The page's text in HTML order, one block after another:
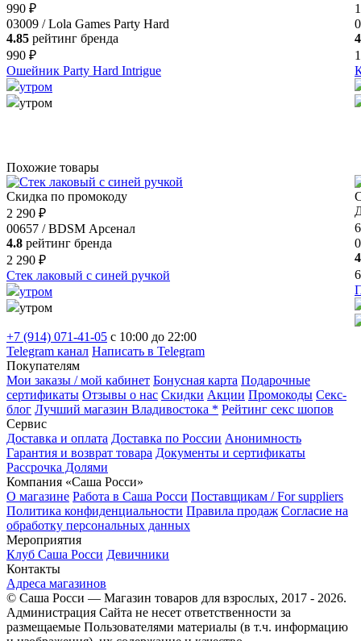
990 ₽
03009 / Lola Games Party Hard
4.85 рейтинг бренда
990 ₽
Ошейник Party Hard Intrigue
утром
утром
Похожие товары
Скидка по промокоду
2 290 ₽
00657 / BDSM Арсенал
4.8 рейтинг бренда
2 290 ₽
Стек лаковый с синей ручкой
утром
утром
+7 (914) 071-41-05 c 10:00 до 22:00
Telegram канал Написать в Telegram
Покупателям
Мои заказы / мой кабинет Бонусная карта Подарочные
сертификаты Отзывы о нас Скидки Акции Промокоды Секс-
блог Лучший магазин Владивостока * Рейтинг секс шопов
Сервис
Доставка и оплата Доставка по России Анонимность
Гарантия и возврат товара Документы и сертификаты
Рассрочка Долями
Компания «Саша Росси»
О магазине Работа в Саша Росси Поставщикам / For suppliers
Политика конфиденциальности Правила продаж Согласие на
обработку персональных данных
Мероприятия
Клуб Саша Росси Девичники
Контакты
Адреса магазинов
© Саша Росси — Магазин товаров для взрослых, 2017 - 2026.
Администрация Сайта не несет ответственности за
размещаемые Пользователями материалы (в т.ч. информацию